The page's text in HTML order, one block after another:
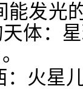
发光
体：
火星